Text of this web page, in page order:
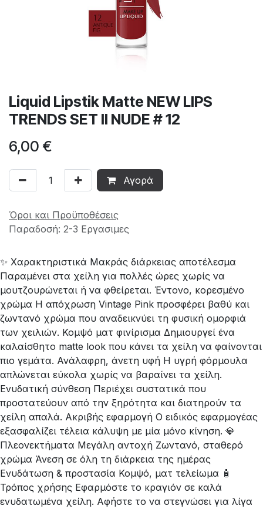
Liquid Lipstik Matte NEW LIPS
TRENDS SET II NUDE # 12
6,00 €
Αγορά
Όροι και Προϋποθέσεις
Παραδοσή: 2-3 Εργασιμες
✨ Χαρακτηριστικά Μακράς διάρκειας αποτέλεσμα
Παραμένει στα χείλη για πολλές ώρες χωρίς να
μουτζουρώνεται ή να φθείρεται. Έντονο, κορεσμένο
χρώμα Η απόχρωση Vintage Pink προσφέρει βαθύ και
ζωντανό χρώμα που αναδεικνύει τη φυσική ομορφιά
των χειλιών. Κομψό ματ φινίρισμα Δημιουργεί ένα
καλαίσθητο matte look που κάνει τα χείλη να φαίνονται
πιο γεμάτα. Ανάλαφρη, άνετη υφή Η υγρή φόρμουλα
απλώνεται εύκολα χωρίς να βαραίνει τα χείλη.
Ενυδατική σύνθεση Περιέχει συστατικά που
προστατεύουν από την ξηρότητα και διατηρούν τα
χείλη απαλά. Ακριβής εφαρμογή Ο ειδικός εφαρμογέας
εξασφαλίζει τέλεια κάλυψη με μία μόνο κίνηση. 💎
Πλεονεκτήματα Μεγάλη αντοχή Ζωντανό, σταθερό
χρώμα Άνεση σε όλη τη διάρκεια της ημέρας
Ενυδάτωση & προστασία Κομψό, ματ τελείωμα 🧴
Τρόπος χρήσης Εφαρμόστε το κραγιόν σε καλά
ενυδατωμένα χείλη. Αφήστε το να στεγνώσει για λίγα